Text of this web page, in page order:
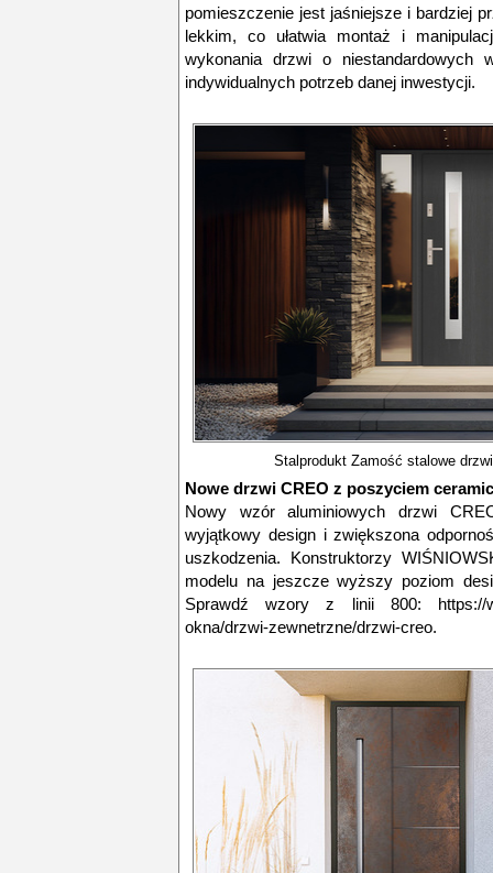
pomieszczenie jest jaśniejsze i bardziej
lekkim, co ułatwia montaż i
wykonania drzwi o niestandardowych
indywidualnych potrzeb danej inwestycji.
Stalprodukt Zamość stalowe
Nowe drzwi CREO z poszyciem
Nowy wzór aluminiowych drzwi
wyjątkowy design i zwiększona
uszkodzenia. Konstruktorzy
modelu na jeszcze wyższy poziom
Sprawdź wzory z linii 800: https://
okna/drzwi-zewnetrzne/drzwi-creo.